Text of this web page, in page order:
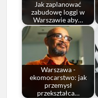
Jak zaplanować
zabudowę loggi w
Warszawie aby…
Warszawa -
ekomocarstwo: jak
przemysł
przekształca…